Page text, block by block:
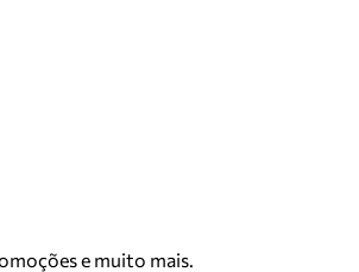
e muito mais.